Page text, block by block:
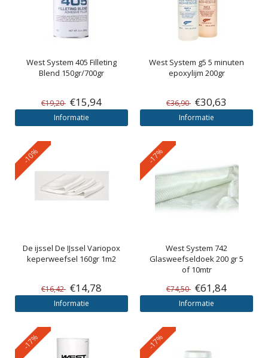
West System 405 Filleting
Blend 150gr/700gr
€19,20 €15,94
Informatie
West System g5 5 minuten
epoxylijm 200gr
€36,90 €30,63
Informatie
-10%
De ijssel De IJssel Variopox
keperweefsel 160gr 1m2
€16,42 €14,78
Informatie
-17%
West System 742
Glasweefseldoek 200 gr 5
of 10mtr
€74,50 €61,84
Informatie
-17% -17%